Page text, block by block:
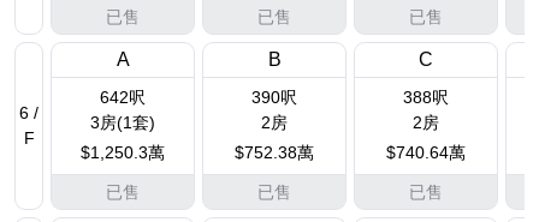
6 /
F
已售 已售 已售
A
642呎
3房(1套)
$1,250.3萬
已售
B
390呎
2房
$752.38萬
已售
C
388呎
2房
$740.64萬
已售